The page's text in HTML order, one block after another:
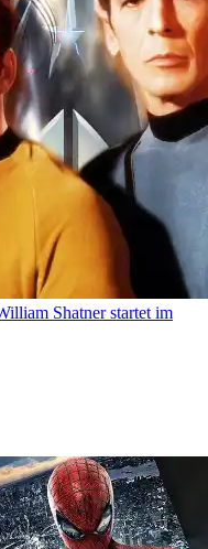
Shatner startet im